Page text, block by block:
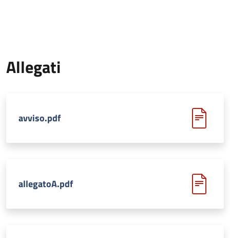
Allegati
avviso.pdf
allegatoA.pdf